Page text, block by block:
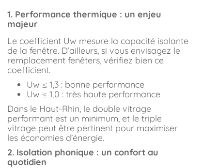
1. Performance thermique : un enjeu
majeur
Le coefficient Uw mesure la capacité isolante
de la fenêtre. D’ailleurs, si vous envisagez le
remplacement fenêters, vérifiez bien ce
coefficient.
Uw ≤ 1,3 : bonne performance
Uw ≤ 1,0 : très haute performance
Dans le Haut-Rhin, le double vitrage
performant est un minimum, et le triple
vitrage peut être pertinent pour maximiser
les économies d’énergie.
2. Isolation phonique : un confort au
quotidien